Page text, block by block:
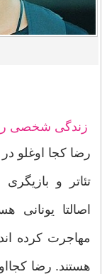
زندگی شخصی
تئاتر و
اصالتا
مهاجرت کرده
هستند. رضا